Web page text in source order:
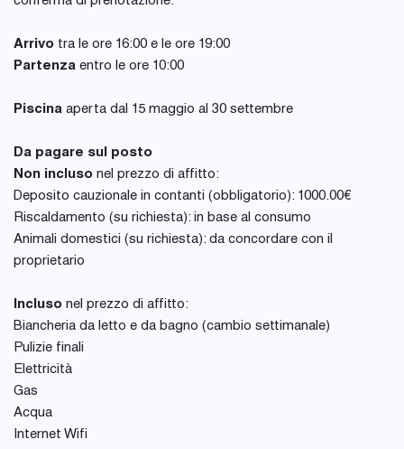
Arrivo tra le ore 16:00 e le ore 19:00
Partenza entro le ore 10:00
Piscina aperta dal 15 maggio al 30 settembre
Da pagare sul posto
Non incluso nel prezzo di affitto:
Deposito cauzionale in contanti (obbligatorio): 1000.00€
Riscaldamento (su richiesta): in base al consumo
Animali domestici (su richiesta): da concordare con il
proprietario
Incluso nel prezzo di affitto:
Biancheria da letto e da bagno (cambio settimanale)
Pulizie finali
Elettricità
Gas
Acqua
Internet Wifi